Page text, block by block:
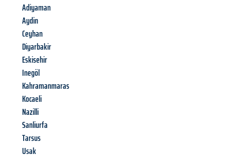
Adiyaman
Aydin
Ceyhan
Diyarbakir
Eskisehir
Inegöl
Kahramanmaras
Kocaeli
Nazilli
Sanliurfa
Tarsus
Usak